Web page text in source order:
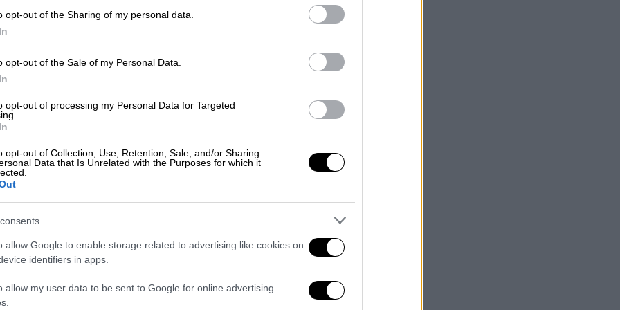
opt-out of the Sharing of my personal data.
opt-out of the Sale of my Personal Data.
opt-out of processing my Personal Data for Targeted
opt-out of Collection, Use, Retention, Sale, and/or Sharing
Data that Is Unrelated with the Purposes for which it
allow Google to enable storage related to advertising like cookies on
identifiers in apps.
allow my user data to be sent to Google for online advertising
of Commons/PA via AP)
το ΕΘΝΟΣ στη Google
δήλωσε το βράδυ της Πέμπτης ότι θα
η
ψηφίσει το κόμμα του στηνπρόταση του
εκλογών στις 12 Δεκεμβρίου
είπε το Εργατικό κόμμα θα στηρίξει το
τραπέζι η πιθανότητα ενός
στο αίτημα για αναβολή), μετά